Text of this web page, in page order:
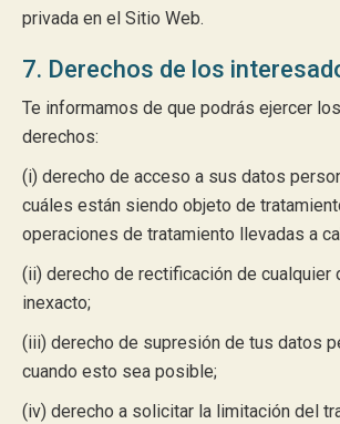
privada en el Sitio Web.
7. Derechos de los
Te informamos de que podrás ejercer
derechos:
(i) derecho de acceso a sus datos
cuáles están siendo objeto de
operaciones de tratamiento llevadas a
(ii) derecho de rectificación de cualquier
inexacto;
(iii) derecho de supresión de tus datos
cuando esto sea posible;
(iv) derecho a solicitar la limitación del